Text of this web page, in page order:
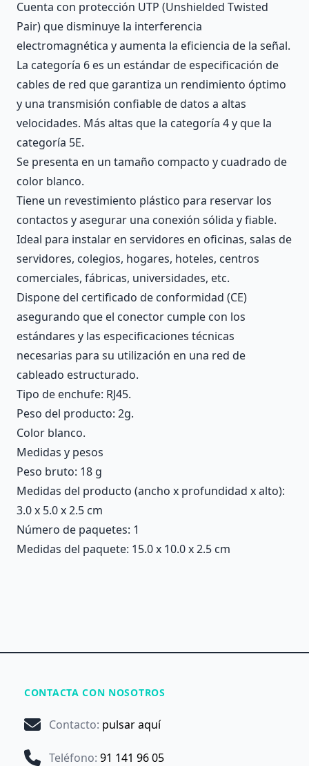
Cuenta con protección UTP (Unshielded Twisted
Pair) que disminuye la interferencia
electromagnética y aumenta la eficiencia de la señal.
La categoría 6 es un estándar de especificación de
cables de red que garantiza un rendimiento óptimo
y una transmisión confiable de datos a altas
velocidades. Más altas que la categoría 4 y que la
categoría 5E.
Se presenta en un tamaño compacto y cuadrado de
color blanco.
Tiene un revestimiento plástico para reservar los
contactos y asegurar una conexión sólida y fiable.
Ideal para instalar en servidores en oficinas, salas de
servidores, colegios, hogares, hoteles, centros
comerciales, fábricas, universidades, etc.
Dispone del certificado de conformidad (CE)
asegurando que el conector cumple con los
estándares y las especificaciones técnicas
necesarias para su utilización en una red de
cableado estructurado.
Tipo de enchufe: RJ45.
Peso del producto: 2g.
Color blanco.
Medidas y pesos
Peso bruto: 18 g
Medidas del producto (ancho x profundidad x alto):
3.0 x 5.0 x 2.5 cm
Número de paquetes: 1
Medidas del paquete: 15.0 x 10.0 x 2.5 cm
CONTACTA CON NOSOTROS
Contacto: pulsar aquí
Teléfono: 91 141 96 05